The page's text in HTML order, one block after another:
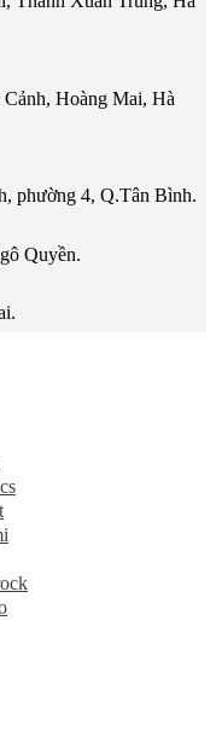
Hoàng Mai, Hà
phường 4, Q.Tân Bình.
Quyền.